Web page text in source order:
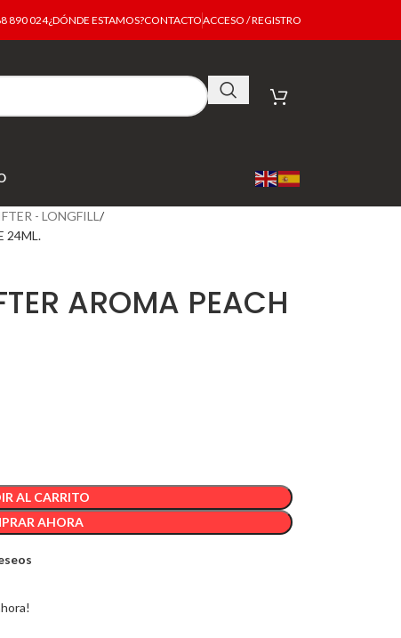
890 024¿DÓNDE ESTAMOS?CONTACTOACCESO / REGISTRO
- LONGFILL
24ML.
AROMA PEACH
AL CARRITO
AHORA